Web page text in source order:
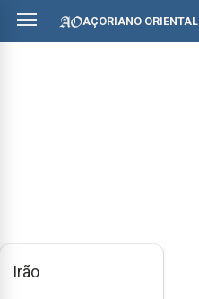
AÇORIANO ORIENTAL
Irão